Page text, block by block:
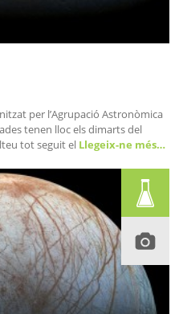
per l’Agrupació Astronòmica
tenen lloc els dimarts del
tot seguit el Llegeix-ne més…